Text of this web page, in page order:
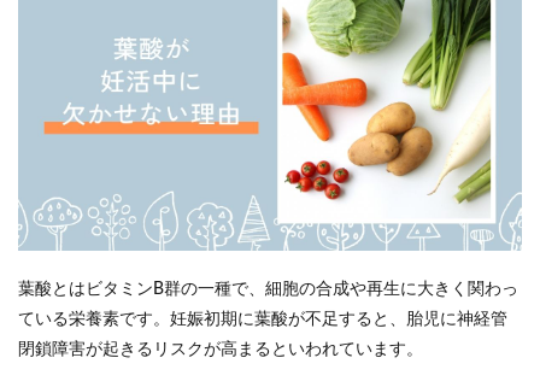
葉酸とはビタミンB群の一種で、細胞の合成や再生に大きく関わっ
ている栄養素です。妊娠初期に葉酸が不足すると、胎児に神経管
閉鎖障害が起きるリスクが高まるといわれています。